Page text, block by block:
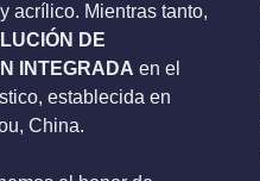
acrílico. Mientras tanto,
DE
INTEGRADA en el
establecida en
China.